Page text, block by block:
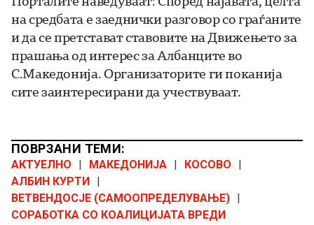
на средбата е заеднички разговор со граѓаните
и да се претстават ставовите на Движењето за
прашања од интерес за Албанците во
С.Македонија. Организаторите ги поканија
сите заинтересирани да учествуваат.
ПОВРЗАНИ ТЕМИ:
АКТУЕЛНО | МАКЕДОНИЈА | КОСОВО
|
АЛБИН КУРТИ |
ВЕТВЕНДОСЈЕ (САМООПРЕДЕЛУВАЊЕ) |
СОРАБОТКА СО КОАЛИЦИЈАТА ВРЕДИ